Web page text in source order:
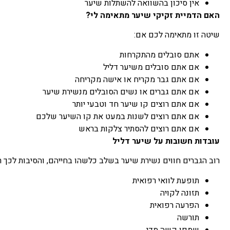
אין סיכון בהשוואה להשתלות שיער
האם הדמיית זקיקי שיער מתאימה לי?
שיטה זו מתאימה לכם אם:
אתם סובלים מהתקרחות
אם אתם סובלים משיער דליל
אם אתם גבר מקריח או אישה מקריחה
אם אתם גברים או נשים הסובלים מנשירת שיער
אם אתם רוצים קו שיער חד וטבעי יותר
אם אתם רוצים לשנות במעט את קו השיער שלכם
אם אתם רוצים להסתיר צלקות בראש
עובדות חשובות על שיער דליל
רוב הגברים חווים נשירת שיער בשלב כלשהו בחייהם, והסיבות לכך
תופעת לוואי רפואית
תזונה לקויה
הפרעה רפואית
תורשה